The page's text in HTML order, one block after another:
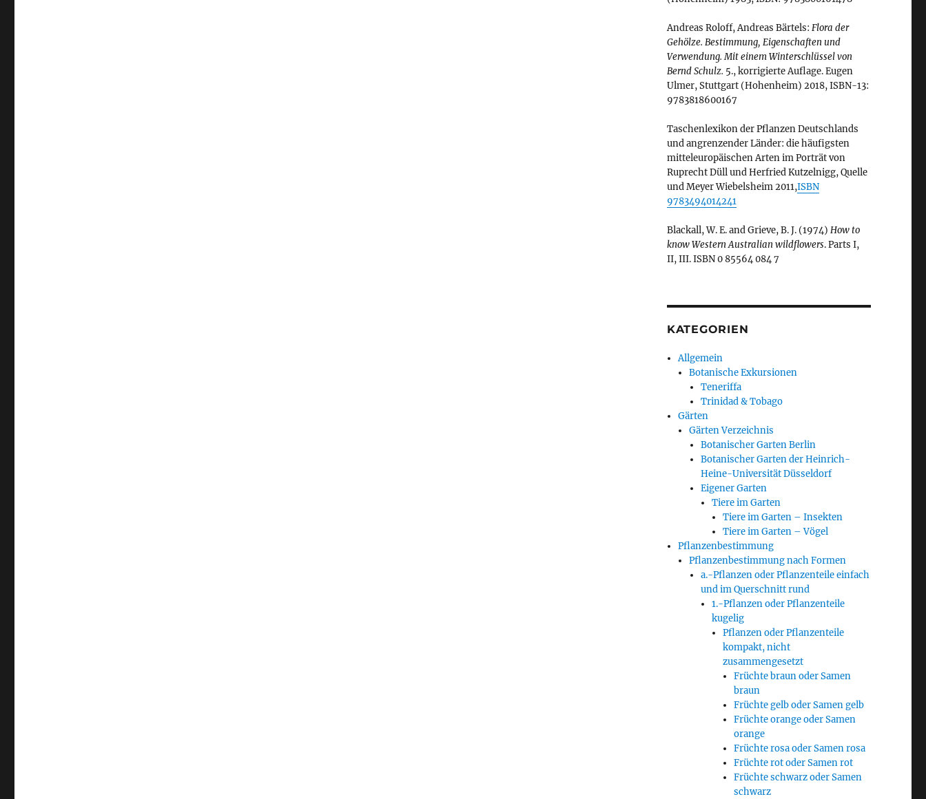
Andreas Roloff, Andreas Bärtels: Flora der
Gehölze. Bestimmung, Eigenschaften und
Verwendung. Mit einem Winterschlüssel von
Bernd Schulz. 5., korrigierte Auflage. Eugen
Ulmer, Stuttgart (Hohenheim) 2018, ISBN-13:
9783818600167
Taschenlexikon der Pflanzen Deutschlands
und angrenzender Länder: die häufigsten
mitteleuropäischen Arten im Porträt von
Ruprecht Düll und Herfried Kutzelnigg, Quelle
und Meyer Wiebelsheim 2011,ISBN
9783494014241
Blackall, W. E. and Grieve, B. J. (1974) How to
know Western Australian wildflowers. Parts I,
II, III. ISBN 0 85564 084 7
KATEGORIEN
Allgemein
Botanische Exkursionen
Teneriffa
Trinidad & Tobago
Gärten
Gärten Verzeichnis
Botanischer Garten Berlin
Botanischer Garten der Heinrich-
Heine-Universität Düsseldorf
Eigener Garten
Tiere im Garten
Tiere im Garten – Insekten
Tiere im Garten – Vögel
Pflanzenbestimmung
Pflanzenbestimmung nach Formen
a.-Pflanzen oder Pflanzenteile einfach
und im Querschnitt rund
1.-Pflanzen oder Pflanzenteile
kugelig
Pflanzen oder Pflanzenteile
kompakt, nicht
zusammengesetzt
Früchte braun oder Samen
braun
Früchte gelb oder Samen gelb
Früchte orange oder Samen
orange
Früchte rosa oder Samen rosa
Früchte rot oder Samen rot
Früchte schwarz oder Samen
schwarz